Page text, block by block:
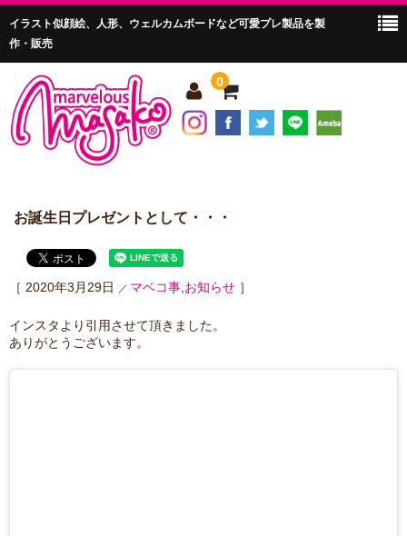
イラスト似顔絵、人形、ウェルカムボードなど可愛プレ製品を製
作・販売
0
お誕生日プレゼントとして・・・
［ 2020年3月29日 マベコ事,お知らせ ］
インスタより引用させて頂きました。
ありがとうございます。